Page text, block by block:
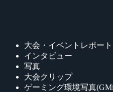
大会・イベントレポート
インタビュー
写真
大会クリップ
ゲーミング環境写真